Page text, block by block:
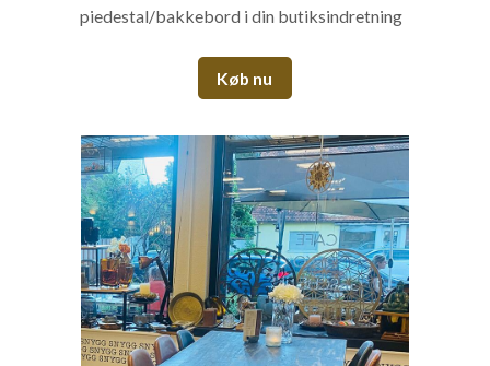
piedestal/bakkebord i din butiksindretning
Køb nu